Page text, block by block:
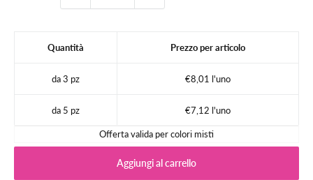
Quantità Prezzo per articolo
da 3 pz €8,01 l'uno
da 5 pz €7,12 l'uno
Offerta valida per colori misti
Aggiungi al carrello